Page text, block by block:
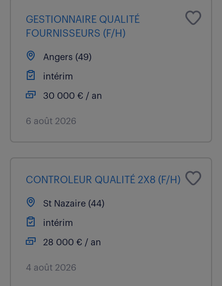
GESTIONNAIRE QUALITÉ
FOURNISSEURS (F/H)
Angers (49)
intérim
30 000 € / an
6 août 2026
CONTROLEUR QUALITÉ 2X8 (F/H)
St Nazaire (44)
intérim
28 000 € / an
4 août 2026